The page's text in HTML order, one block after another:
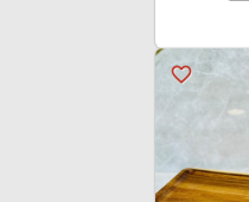
favorite_border